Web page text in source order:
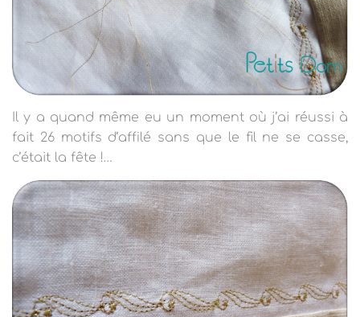
Il y a quand même eu un moment où j’ai réussi à
fait 26 motifs d’affilé sans que le fil ne se casse,
c’était la fête !…